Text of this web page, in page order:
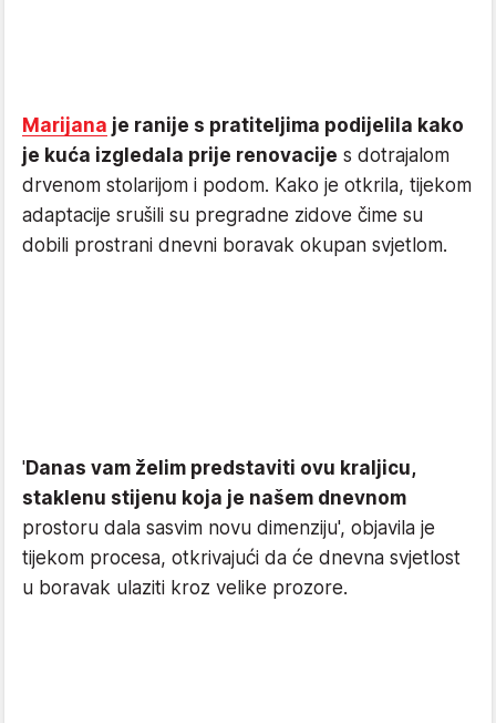
Marijana je ranije s pratiteljima podijelila kako
je kuća izgledala prije renovacije s dotrajalom
drvenom stolarijom i podom. Kako je otkrila, tijekom
adaptacije srušili su pregradne zidove čime su
dobili prostrani dnevni boravak okupan svjetlom.
'Danas vam želim predstaviti ovu kraljicu,
staklenu stijenu koja je našem dnevnom
prostoru dala sasvim novu dimenziju', objavila je
tijekom procesa, otkrivajući da će dnevna svjetlost
u boravak ulaziti kroz velike prozore.